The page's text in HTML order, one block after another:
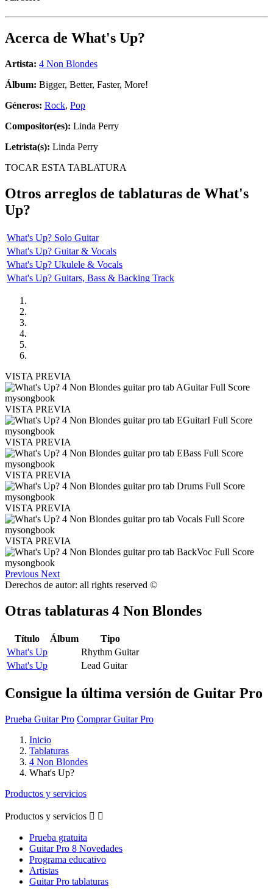
Acerca de What's Up?
Artista: 4 Non Blondes
Álbum: Bigger, Better, Faster, More!
Géneros: Rock, Pop
Compositor(es): Linda Perry
Letrista(s): Linda Perry
TOCAR ESTA TABLATURA
Otros arreglos de tablaturas de What's
Up?
What's Up? Solo Guitar
What's Up? Guitar & Vocals
What's Up? Ukulele & Vocals
What's Up? Guitars, Bass & Backing Track
VISTA PREVIA
VISTA PREVIA
VISTA PREVIA
VISTA PREVIA
VISTA PREVIA
VISTA PREVIA
Previous Next
Derechos de autor: all rights reserved ©
Otras tablaturas 4 Non Blondes
Título Álbum
Tipo
What's Up
Rhythm Guitar
What's Up
Lead Guitar
Consigue la última versión de Guitar Pro
Prueba Guitar Pro Comprar Guitar Pro
Inicio
Tablaturas
4 Non Blondes
What's Up?
Productos y servicios
Productos y servicios  
Prueba gratuita
Guitar Pro 8 Novedades
Programa educativo
Artistas
Guitar Pro tablaturas